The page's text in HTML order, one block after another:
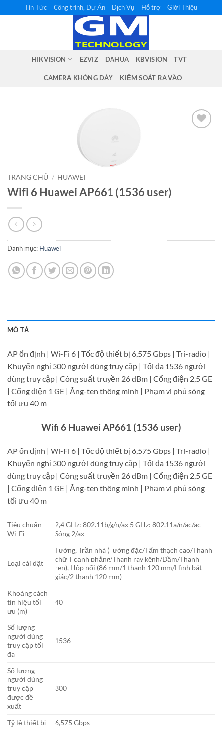
qua
Tin Tức Công trình, Dự Án Dịch Vụ Hỗ trợ Giới Thiệu
HIKVISION EZVIZ DAHUA KBVISION TVT
CAMERA KHÔNG DÂY KIỂM SOÁT RA VÀO
TRANG CHỦ / HUAWEI
Wifi 6 Huawei AP661 (1536 user)
Danh mục: Huawei
MÔ TẢ
AP ổn định | Wi-Fi 6 | Tốc độ thiết bị 6,575 Gbps | Tri-radio |
Khuyến nghị 300 người dùng truy cập | Tối đa 1536 người
dùng truy cập | Công suất truyền 26 dBm | Cổng điện 2,5 GE
| Cổng điện 1 GE | Ăng-ten thông minh | Phạm vi phủ sóng
tối ưu 40 m
Wifi 6 Huawei AP661 (1536 user)
AP ổn định | Wi-Fi 6 | Tốc độ thiết bị 6,575 Gbps | Tri-radio |
Khuyến nghị 300 người dùng truy cập | Tối đa 1536 người
dùng truy cập | Công suất truyền 26 dBm | Cổng điện 2,5 GE
| Cổng điện 1 GE | Ăng-ten thông minh | Phạm vi phủ sóng
tối ưu 40 m
Tiêu chuẩn
Wi-Fi
2,4 GHz: 802.11b/g/n/ax 5 GHz: 802.11a/n/ac/ac
Sóng 2/ax
Loại cài đặt
Tường, Trần nhà (Tường đặc/Tấm thạch cao/Thanh
chữ T cạnh phẳng/Thanh ray kênh/Dầm/Thanh
ren), Hộp nối (86 mm/1 thanh 120 mm/Hình bát
giác/2 thanh 120 mm)
Khoảng cách
tín hiệu tối
ưu (m)
40
Số lượng
người dùng
truy cập tối
đa
1536
Số lượng
người dùng
truy cập
được đề
xuất
300
Tỷ lệ thiết bị
6,575 Gbps